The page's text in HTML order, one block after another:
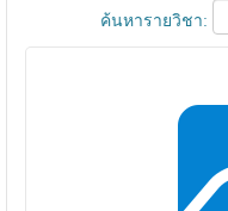
ค้นหารายวิชา: